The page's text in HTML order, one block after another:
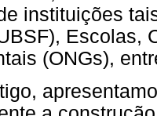
instituições
Escolas,
(ONGs),